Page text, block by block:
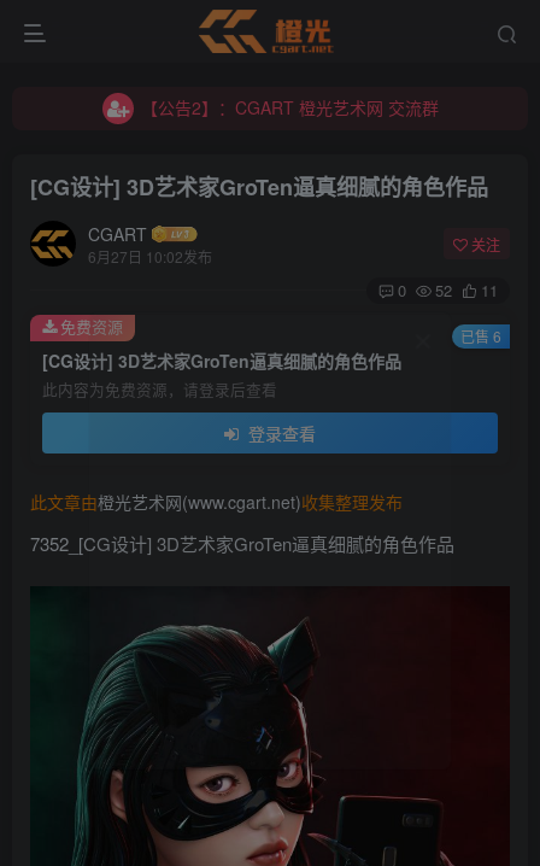
【公告2】：CGART 橙光艺术网 交流群
【公告2】：CGART 橙光艺术网 交流群
[CG设计] 3D艺术家GroTen逼真细腻的角色作品
CGART
6月27日 10:02发布
关注
0 52 11
[CG设计] 3D艺术家GroTen逼真细腻的角色作品
此内容为免费资源，请登录后查看
登录查看
免费资源 已售 6
此文章由橙光艺术网(www.cgart.net)收集整理发布
7352_[CG设计] 3D艺术家GroTen逼真细腻的角色作品
登录
没有账号？立即注册
登录
社交账号登录
QQ登录